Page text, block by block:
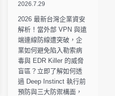
2026.7.29
2026 最新台灣企業資安
解析！當外部 VPN 與遠
端連線防線遭突破，企
業如何避免陷入勒索病
毒與 EDR Killer 的威脅
盲區？立即了解如何透
過 Deep Instinct 執行前
預防與三大防禦構面，